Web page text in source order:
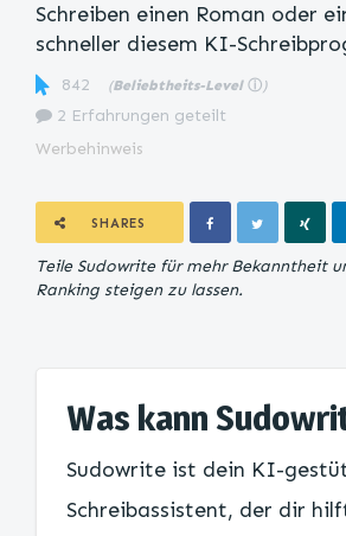
Schreiben einen Roman oder
schneller diesem KI-
842 (Beliebtheits-Level ⓘ )
2 Erfahrungen geteilt
Werbehinweis
SHARES
Teile Sudowrite für mehr Bekanntheit
Ranking steigen zu lassen.
Was kann
Sudowrite ist dein KI-
Schreibassistent, der dir